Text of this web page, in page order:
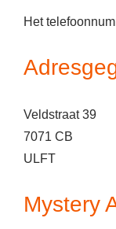
Het
Veldstraat 39
7071 CB
ULFT
Mystery